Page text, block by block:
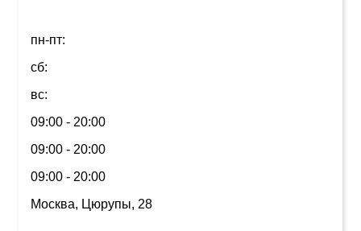
пн-пт:
сб:
вс:
09:00 - 20:00
09:00 - 20:00
09:00 - 20:00
Москва, Цюрупы, 28